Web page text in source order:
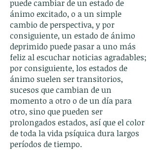
puede cambiar de un estado de
ánimo excitado, o a un simple
cambio de perspectiva, y por
consiguiente, un estado de ánimo
deprimido puede pasar a uno más
feliz al escuchar noticias agradables;
por consiguiente, los estados de
ánimo suelen ser transitorios,
sucesos que cambian de un
momento a otro o de un día para
otro, sino que pueden ser
prolongados estados, así que el color
de toda la vida psíquica dura largos
períodos de tiempo.